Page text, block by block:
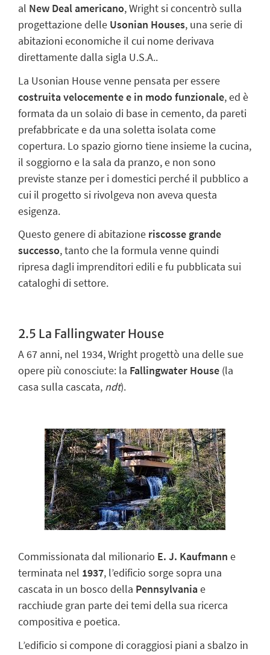
al New Dealamericano, Wright si concentrò sulla
progettazione delle Usonian Houses, una serie di
abitazioni economiche il cui nome derivava
direttamente dalla sigla U.S.A..
La Usonian Housevenne pensata per essere
costruita velocemente e in modo funzionale, ed è
formata da un solaio di base in cemento, da pareti
prefabbricate e da una soletta isolata come
copertura. Lo spazio giorno tiene insieme la cucina,
il soggiorno e la sala da pranzo, e non sono
previste stanze per i domestici perché il pubblico a
cui il progetto si rivolgeva non aveva questa
esigenza.
Questo genere di abitazione riscosse grande
successo, tanto che la formula venne quindi
ripresa dagli imprenditori edili e fu pubblicata sui
cataloghi di settore.
2.5 La Fallingwater House
A 67 anni, nel 1934, Wright progettò una delle sue
opere più conosciute: la Fallingwater House (la
casa sulla cascata, ndt).
Commissionata dal milionario E. J. Kaufmann e
terminata nel 1937, l’edificio sorge sopra una
cascata in un bosco della Pennsylvaniae
racchiude gran parte dei temi della sua ricerca
compositiva e poetica.
L’edificio si compone di coraggiosi piani a sbalzo in